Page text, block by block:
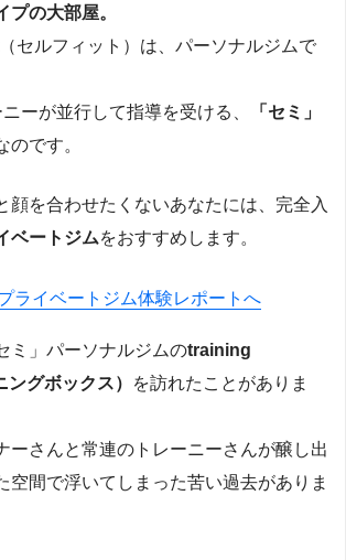
プの大部屋。
セルフィット）は、パーソナルジムで
ーが並行して指導を受ける、
「セミ」
のです。
顔を合わせたくないあなたには、完全入
ベートジムをおすすめします。
ライベートジム体験レポートへ
ミ」パーソナルジムのtraining
グボックス）
を訪れたことがありま
ーさんと常連のトレーニーさんが醸し出
空間で浮いてしまった苦い過去がありま